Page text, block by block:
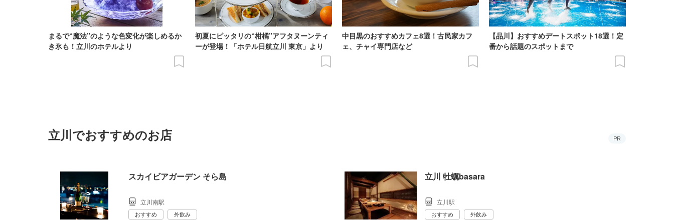
まるで“魔法”のような色変化が楽しめるか
き氷も！立川のホテルより
初夏にピッタリの“柑橘”アフタヌーンティ
ーが登場！「ホテル日航立川 東京」より
中目黒のおすすめカフェ8選！古民家カフ
ェ、チャイ専門店など
【品川】おすすめデートスポット18選！定
番から話題のスポットまで
立川でおすすめのお店 PR
スカイビアガーデン そら島
立川南駅
おすすめ 外飲み
立川 牡蠣basara
立川駅
おすすめ 外飲み